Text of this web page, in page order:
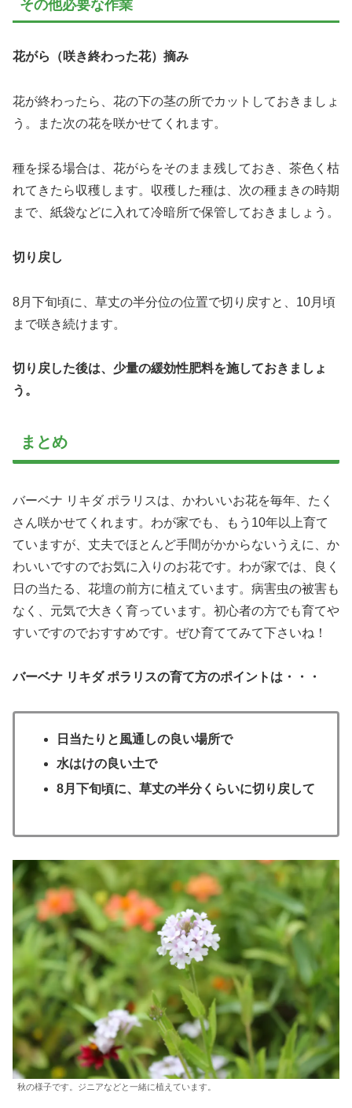
その他必要な作業
花がら（咲き終わった花）摘み
花が終わったら、花の下の茎の所でカットしておきましょ
う。また次の花を咲かせてくれます。
種を採る場合は、花がらをそのまま残しておき、茶色く枯
れてきたら収穫します。収穫した種は、次の種まきの時期
まで、紙袋などに入れて冷暗所で保管しておきましょう。
切り戻し
8月下旬頃に、草丈の半分位の位置で切り戻すと、10月頃
まで咲き続けます。
切り戻した後は、少量の緩効性肥料を施しておきましょ
う。
まとめ
バーベナ リキダ ポラリスは、かわいいお花を毎年、たく
さん咲かせてくれます。わが家でも、もう10年以上育て
ていますが、丈夫でほとんど手間がかからないうえに、か
わいいですのでお気に入りのお花です。わが家では、良く
日の当たる、花壇の前方に植えています。病害虫の被害も
なく、元気で大きく育っています。初心者の方でも育てや
すいですのでおすすめです。ぜひ育ててみて下さいね！
バーベナ リキダ ポラリスの育て方のポイントは・・・
日当たりと風通しの良い場所で
水はけの良い土で
8月下旬頃に、草丈の半分くらいに切り戻して
秋の様子です。ジニアなどと一緒に植えています。